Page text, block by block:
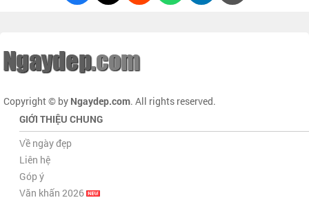
Copyright © by Ngaydep.com. All rights reserved.
GIỚI THIỆU CHUNG
Về ngày đẹp
Liên hệ
Góp ý
Văn khấn 2026